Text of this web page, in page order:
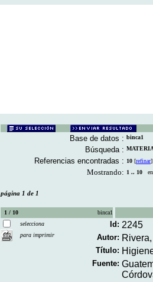
Base de datos : binca1
Búsqueda :
Referencias encontradas : 10 [refinar]
Mostrando: 1 .. 10 en
página 1 de 1
1 / 10
binca1
selecciona
para imprimir
Id: 2245
Autor:
Título:
Fuente: